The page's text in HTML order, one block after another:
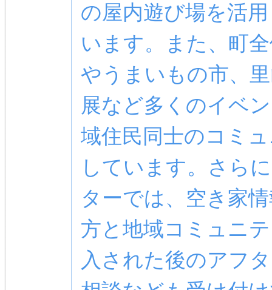
の屋内遊び場を活
います。また、町
やうまいもの市、
展など多くのイベ
域住民同士のコミ
しています。さら
ターでは、空き家
方と地域コミュニ
入された後のアフ